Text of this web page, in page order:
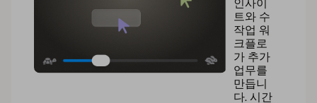
인사이
트와 수
작업 워
크플로
가 추가
업무를
만듭니
다. 시간